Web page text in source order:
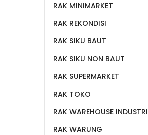
RAK MINIMARKET
RAK REKONDISI
RAK SIKU BAUT
RAK SIKU NON BAUT
RAK SUPERMARKET
RAK TOKO
RAK WAREHOUSE INDUSTRI
RAK WARUNG